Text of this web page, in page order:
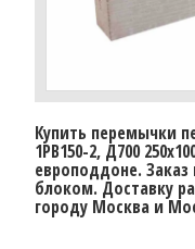
Купить перемычки
1PB150-2, Д700
европоддоне.
блоком. Доставку
городу Москва и